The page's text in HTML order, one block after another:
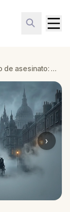
Misterio de asesinato: Resuelve el caso en Las Palmas de Gran Canaria
›